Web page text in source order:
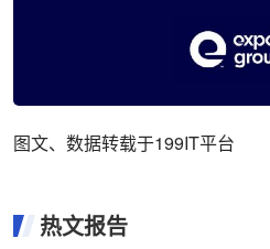
图文、数据转载于199IT平台
热文报告